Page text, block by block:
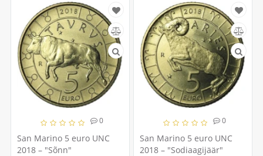
0
San Marino 5 euro UNC
2018 – "Sõnn"
0
San Marino 5 euro UNC
2018 – "Sodiaagijäär"